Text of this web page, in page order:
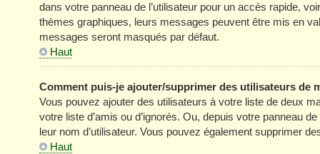
dans votre panneau de l’utilisateur pour un accès rapide,
thèmes graphiques, leurs messages peuvent être mis en
messages seront masqués par défaut.
Haut
Comment puis-je ajouter/supprimer des utilisateurs de
Vous pouvez ajouter des utilisateurs à votre liste de deux
votre liste d’amis ou d’ignorés. Ou, depuis votre panneau
leur nom d’utilisateur. Vous pouvez également supprimer
Haut